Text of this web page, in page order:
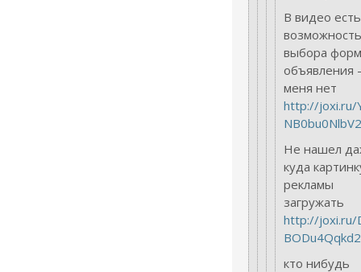
В видео есть
возможность
выбора
объявления
меня нет
http://joxi.ru/
NB0bu0NlbV2
Не нашел
куда
рекламы
загружать
http://joxi.ru/
BODu4Qqkd2
кто нибудь